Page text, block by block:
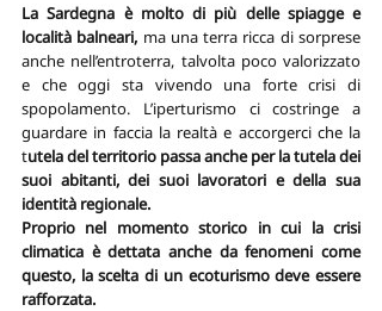
La Sardegna è molto di più delle spiagge e
località balneari, ma una terra ricca di sorprese
anche nell’entroterra, talvolta poco valorizzato
e che oggi sta vivendo una forte crisi di
spopolamento. L’iperturismo ci costringe a
guardare in faccia la realtà e accorgerci che la
tutela del territorio passa anche per la tutela dei
suoi abitanti, dei suoi lavoratori e della sua
identità regionale.
Proprio nel momento storico in cui la crisi
climatica è dettata anche da fenomeni come
questo, la scelta di un ecoturismo deve essere
rafforzata.